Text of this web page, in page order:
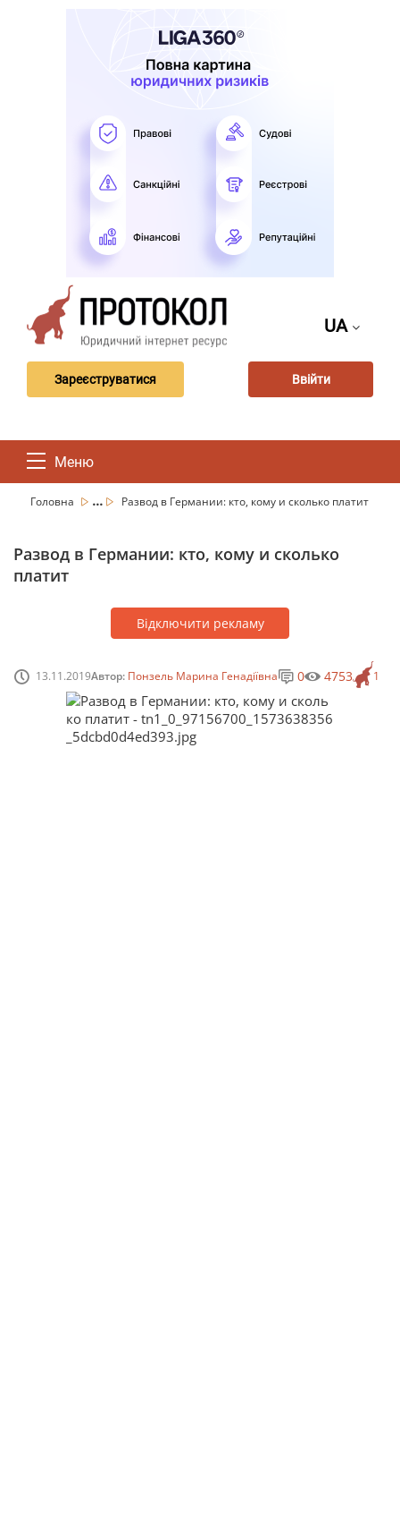
UA
Зареєструватися Ввійти
Меню
Головна ... Развод в Германии: кто, кому и сколько платит
Развод в Германии: кто, кому и сколько
платит
Відключити рекламу
13.11.2019Автор: Понзель Марина Генадіївна 1
0 4753